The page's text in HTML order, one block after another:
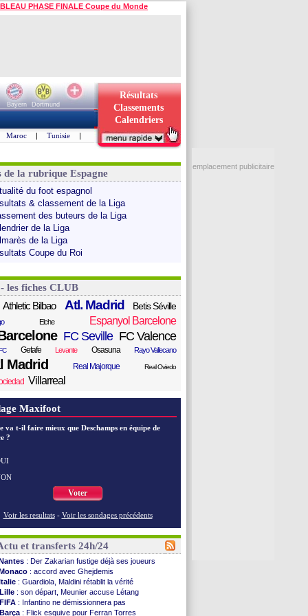
PHASE FINALE Coupe du Monde
Bayern
Dortmund
Résultats
Classements
Calendriers
Maroc | Tunisie |
de la rubrique Espagne
du foot espagnol
& classement de la Liga
des buteurs de la Liga
de la Liga
de la Liga
Coupe du Roi
les fiches CLUB
Athletic Bilbao Atl. Madrid Betis Séville
Elche Espanyol Barcelone
FC Seville FC Valence
Getafe Levante Osasuna Rayo Vallecano
Madrid Real Majorque Real Oviedo
Villarreal
Maxifoot
va t-il faire mieux que Deschamps en équipe de
?
Voter
Voir les resultats - Voir les sondages précédents
et transferts 24h/24
: Der Zakarian fustige déjà ses joueurs
: accord avec Ghejdemis
: Guardiola, Maldini rétablit la vérité
Lille : son départ, Meunier accuse Létang
FIFA : Infantino ne démissionnera pas
Barça : Flick esquive pour Ferran Torres
emplacement publicitaire